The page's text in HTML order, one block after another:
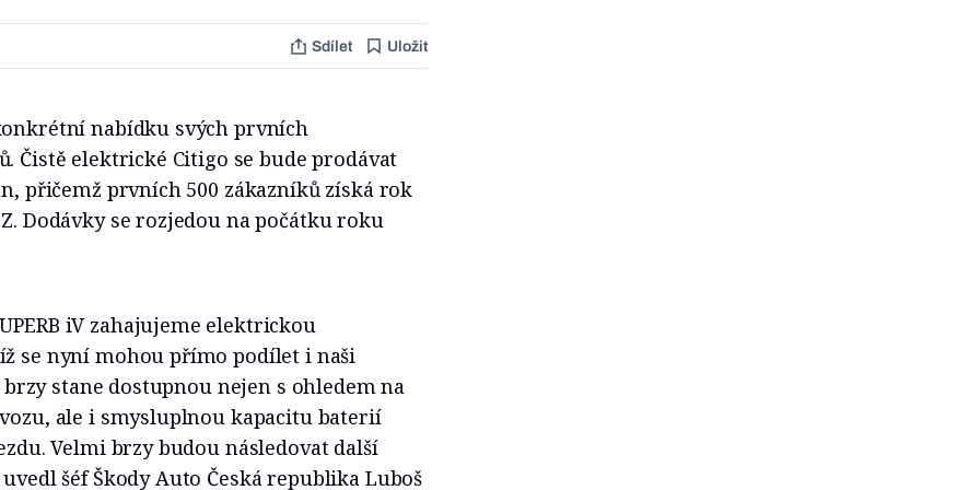
Sdílet Uložit
nabídku svých prvních
Čistě elektrické Citigo se bude prodávat
přičemž prvních 500 zákazníků získá rok
Dodávky se rozjedou na počátku roku
iV zahajujeme elektrickou
se nyní mohou přímo podílet i naši
stane dostupnou nejen s ohledem na
ale i smysluplnou kapacitu baterií
Velmi brzy budou následovat další
šéf Škody Auto Česká republika Luboš